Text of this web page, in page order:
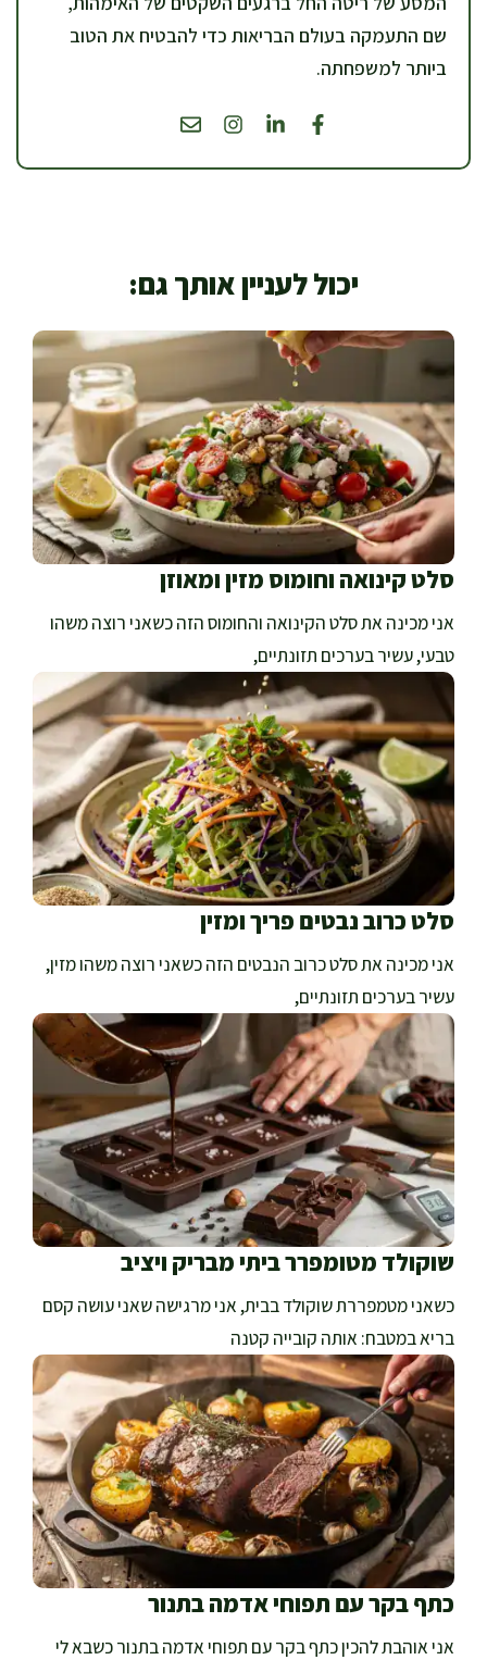
שם התעמקה בעולם הבריאות כדי להבטיח את הטוב
ביותר למשפחתה.
יכול לעניין אותך גם:
סלט קינואה וחומוס מזין ומאוזן
אני מכינה את סלט הקינואה והחומוס הזה כשאני רוצה משהו
טבעי, עשיר בערכים תזונתיים,
סלט כרוב נבטים פריך ומזין
אני מכינה את סלט כרוב הנבטים הזה כשאני רוצה משהו מזין,
עשיר בערכים תזונתיים,
שוקולד מטומפרר ביתי מבריק ויציב
כשאני מטמפררת שוקולד בבית, אני מרגישה שאני עושה קסם
בריא במטבח: אותה קובייה קטנה
כתף בקר עם תפוחי אדמה בתנור
אני אוהבת להכין כתף בקר עם תפוחי אדמה בתנור כשבא לי